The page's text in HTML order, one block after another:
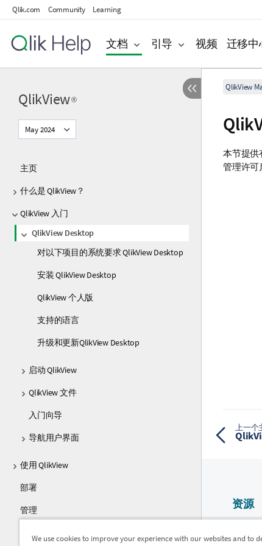
Qlik.com Community Learning
文档 引导 视频 迁移中
QlikView®
May 2024
主页
什么是 QlikView？
QlikView 入门
QlikView Desktop
对以下项目的系统要求 QlikView Desktop
安装 QlikView Desktop
QlikView 个人版
支持的语言
升级和更新QlikView Desktop
启动 QlikView
QlikView 文件
入门向导
导航用户界面
使用 QlikView
部署
管理
QlikView
本节提
管理许可
上一个
资源
We use cookies to improve your experience with our websites and to